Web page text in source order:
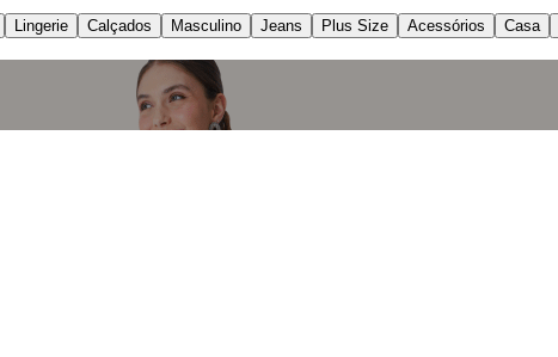
Lingerie Calçados Masculino Jeans Plus Size Acessórios Casa